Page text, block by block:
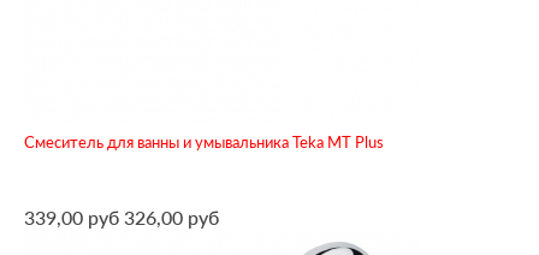
Смеситель для ванны и умывальника Teka MT Plus
339,00 руб 326,00 руб